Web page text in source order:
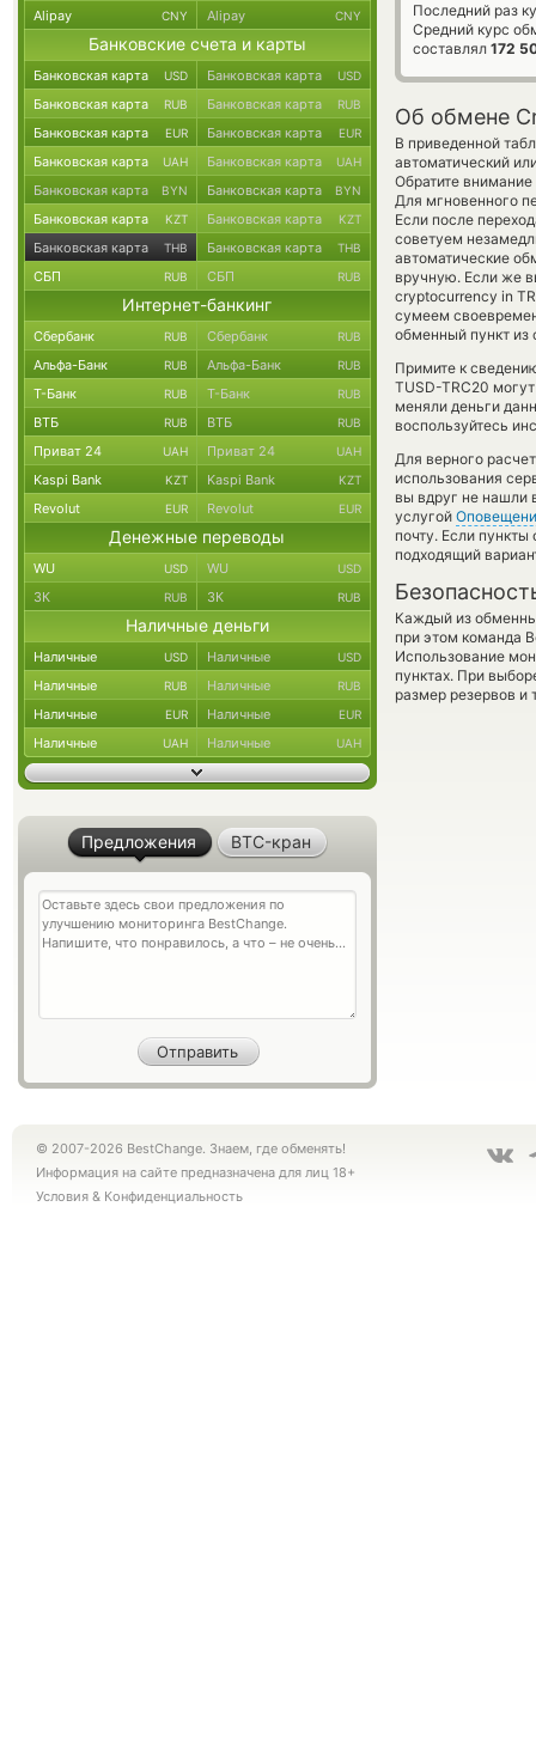
Последний раз
Средний курс
составлял 172
Об обмене
В приведенной
автоматический
Обратите
Для мгновенного
Если после
советуем
автоматические
вручную. Если же
cryptocurrency in
сумеем
обменный пункт из
Примите к
TUSD-TRC20
меняли деньги
воспользуйтесь
Для верного
использования
вы вдруг не нашли
услугой
почту. Если
подходящий
Каждый из
при этом команда
Использование
пунктах. При
размер резервов и
Alipay CNY Alipay CNY
Банковские счета и карты
Банковская карта USD Банковская карта USD
Банковская карта RUB Банковская карта RUB
Банковская карта EUR Банковская карта EUR
Банковская карта UAH Банковская карта UAH
Банковская карта BYN Банковская карта BYN
Банковская карта KZT Банковская карта KZT
Банковская карта THB Банковская карта THB
СБП RUB СБП RUB
Интернет-банкинг
Сбербанк RUB Сбербанк RUB
Альфа-Банк RUB Альфа-Банк RUB
Т-Банк RUB Т-Банк RUB
ВТБ RUB ВТБ RUB
Приват 24 UAH Приват 24 UAH
Kaspi Bank KZT Kaspi Bank KZT
Revolut EUR Revolut EUR
Денежные переводы
WU USD WU USD
ЗК RUB ЗК RUB
Наличные деньги
Наличные USD Наличные USD
Наличные RUB Наличные RUB
Наличные EUR Наличные EUR
Наличные UAH Наличные UAH
Предложения BTC-кран
© 2007-2026 BestChange. Знаем, где обменять!
Информация на сайте предназначена для лиц 18+
Условия & Конфиденциальность